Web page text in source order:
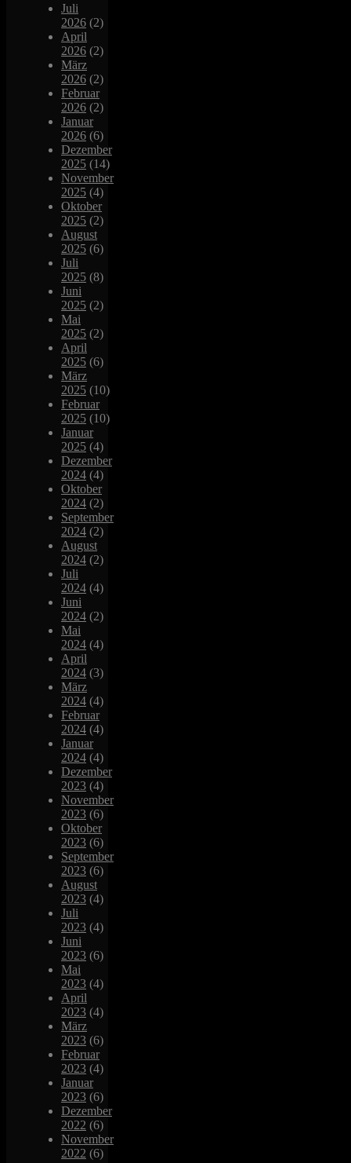
Juli
2026 (2)
April
2026 (2)
März
2026 (2)
Februar
2026 (2)
Januar
2026 (6)
Dezember
2025 (14)
November
2025 (4)
Oktober
2025 (2)
August
2025 (6)
Juli
2025 (8)
Juni
2025 (2)
Mai
2025 (2)
April
2025 (6)
März
2025 (10)
Februar
2025 (10)
Januar
2025 (4)
Dezember
2024 (4)
Oktober
2024 (2)
September
2024 (2)
August
2024 (2)
Juli
2024 (4)
Juni
2024 (2)
Mai
2024 (4)
April
2024 (3)
März
2024 (4)
Februar
2024 (4)
Januar
2024 (4)
Dezember
2023 (4)
November
2023 (6)
Oktober
2023 (6)
September
2023 (6)
August
2023 (4)
Juli
2023 (4)
Juni
2023 (6)
Mai
2023 (4)
April
2023 (4)
März
2023 (6)
Februar
2023 (4)
Januar
2023 (6)
Dezember
2022 (6)
November
2022 (6)